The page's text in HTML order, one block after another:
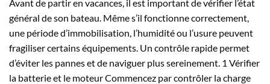
Avant de partir en vacances, il est important de vérifier l’état
général de son bateau. Même s’il fonctionne correctement,
une période d’immobilisation, l’humidité ou l’usure peuvent
fragiliser certains équipements. Un contrôle rapide permet
d’éviter les pannes et de naviguer plus sereinement. 1 Vérifier
la batterie et le moteur Commencez par contrôler la charge